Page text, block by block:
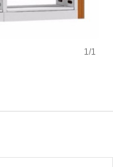
1 /1